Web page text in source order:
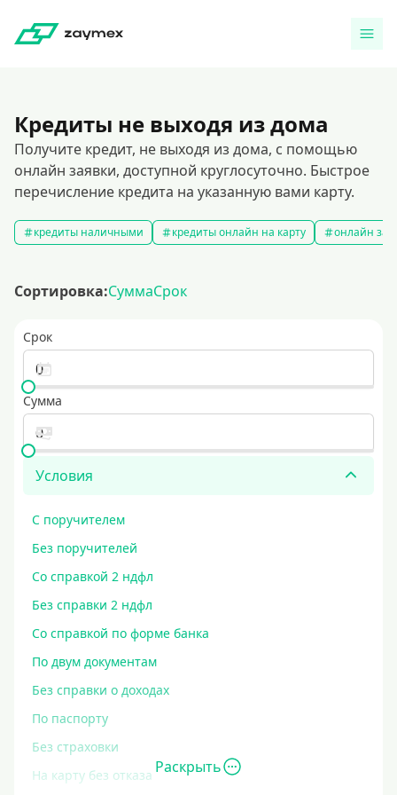
Кредиты не выходя из дома
Получите кредит, не выходя из дома, с помощью
онлайн заявки, доступной круглосуточно. Быстрое
перечисление кредита на указанную вами карту.
кредиты наличными кредиты онлайн на карту онлайн
Сортировка:СуммаСрок
Срок
Сумма
Условия
С поручителем
Без поручителей
Со справкой 2 ндфл
Без справки 2 ндфл
Со справкой по форме банка
По двум документам
Без справки о доходах
По паспорту
Без страховки
На карту без отказа Раскрыть